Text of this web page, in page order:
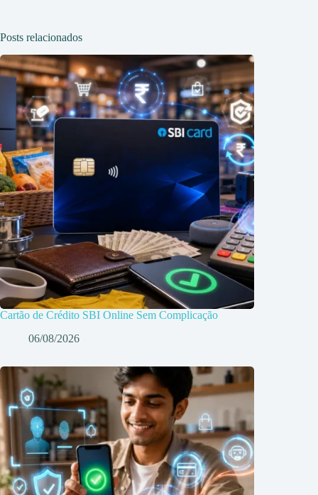
Posts relacionados
Cartão de Crédito SBI Online Sem Complicação
06/08/2026